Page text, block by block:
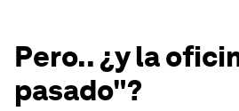
Pero.. ¿y la
pasado"?